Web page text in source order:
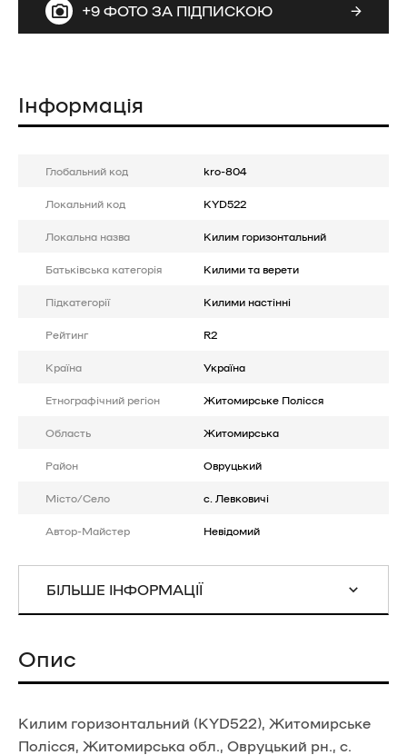
+9 ФОТО ЗА ПІДПИСКОЮ
Інформація
Глобальний код kro-804
Локальний код KYD522
Локальна назва Килим горизонтальний
Батькiвська категорія Килими та верети
Підкатегорії Килими настінні
Рейтинг R2
Країна Україна
Етнографічний регіон Житомирське Полісся
Область Житомирська
Район Овруцький
Місто/Село с. Левковичі
Автор-Майстер Невідомий
БІЛЬШЕ ІНФОРМАЦІЇ
Опис
Килим горизонтальний (KYD522), Житомирське
Полісся, Житомирська обл., Овруцький рн., с.